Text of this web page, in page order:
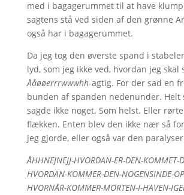
med i bagagerummet til at have
sagtens stå ved siden af den grønne
også har i bagagerummet.
Da jeg tog den øverste spand i
lyd, som jeg ikke ved, hvordan jeg skal
Ååøøerrrwwwhh-agtig. For der sad en
bunden af spanden nedenunder. Helt
sagde ikke noget. Som helst. Eller
flækken. Enten blev den ikke nær så
jeg gjorde, eller også var den
ÅHHNEJNEJJ-HVORDAN-ER-DEN-KOMMET-
HVORDAN-KOMMER-DEN-NOGENSINDE-
HVORNÅR-KOMMER-MORTEN-I-HAVEN-